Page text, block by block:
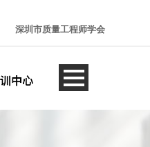
深圳市质量工程师学会